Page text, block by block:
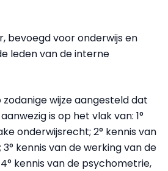
bevoegd voor onderwijs en
leden van de interne
wijze aangesteld dat
is op het vlak van: 1°
onderwijsrecht; 2° kennis van
kennis van de werking van de
kennis van de psychometrie,